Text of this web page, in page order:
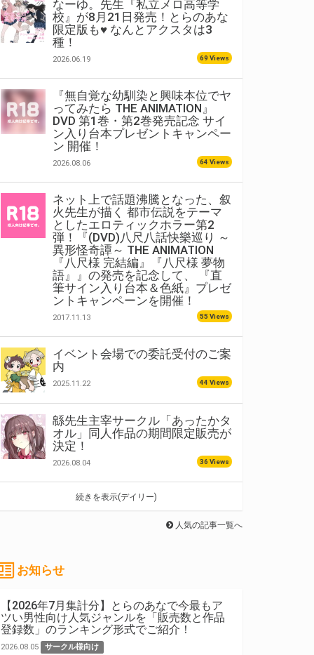
なーゆ。先生『私立メロ高等学
校』が8月21日発売！とらのあな
限定版も♥ なんとアクスタは3
種！
2026.06.19 69 Views
『無自覚な幼馴染と興味本位でヤ
ってみたら THE ANIMATION』
DVD 第1巻・第2巻発売記念 サイ
ン入り台本プレゼントキャンペー
ン 開催！
2026.08.06 64 Views
ネット上で話題沸騰となった、叙
火先生が描く 都市伝説をテーマ
としたエロティックホラー第2
弾！『(DVD)八尺八話快樂巡り ～
異形怪奇譚～ THE ANIMATION
『八尺様 完結編』『八尺様 夢物
語』』の発売を記念して、 『直
筆サイン入り台本＆色紙』プレゼ
ントキャンペーンを開催！
2017.11.13 55 Views
イベント会場での委託受付のご案
内
2025.11.22 44 Views
緜先生主宰サークル「あったかタ
オル」同人作品の期間限定販売が
決定！
2026.08.04 36 Views
続きを表示(デイリー)
人気の記事一覧へ
お知らせ
【2026年7月集計分】とらのあなで今最もア
ツい男性向け人気ジャンルを「販売数と作品
登録数」のランキング形式でご紹介！
2026.08.05 サークル様向け